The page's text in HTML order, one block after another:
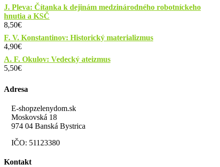
J. Pleva: Čítanka k dejinám medzinárodného robotníckeho
hnutia a KSČ
8,50€
F. V. Konstantinov: Historický materializmus
4,90€
A. F. Okulov: Vedecký ateizmus
5,50€
Adresa
E-shopzelenydom.sk
Moskovská 18
974 04 Banská Bystrica
IČO: 51123380
Kontakt